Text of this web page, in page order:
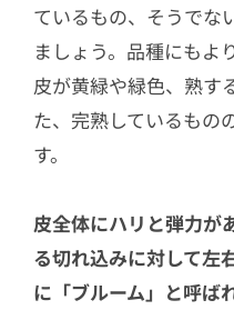
ているもの、そうでな
ましょう。品種にもよ
皮が黄緑や緑色、熟す
た、完熟しているもの
す。
皮全体にハリと弾力が
る切れ込みに対して左
に「ブルーム」と呼ば